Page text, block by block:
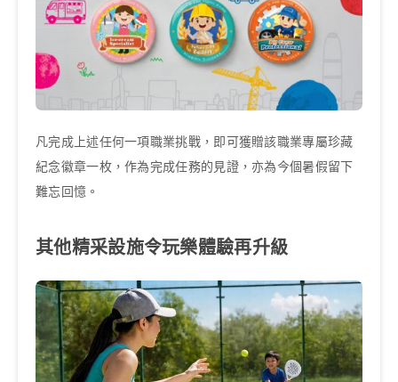
凡完成上述任何一項職業挑戰，即可獲贈該職業專屬珍藏
紀念徽章一枚，作為完成任務的見證，亦為今個暑假留下
難忘回憶。
其他精采設施令玩樂體驗再升級